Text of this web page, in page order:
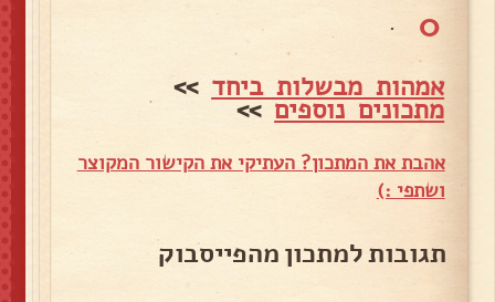
0
.
אמהות מבשלות ביחד >>
מתכונים נוספים>>
אהבת את המתכון? העתיקי את הקישור המקוצר
ושתפי :)
תגובות למתכון מהפייסבוק